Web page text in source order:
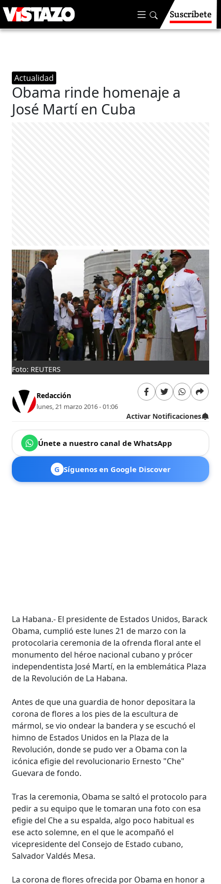
Suscríbete
Actualidad
Obama rinde homenaje a
José Martí en Cuba
Foto: REUTERS
Redacción
lunes, 21 marzo 2016 - 01:06
Activar Notificaciones
Únete a nuestro canal de WhatsApp
G Síguenos en Google Discover
La Habana.- El presidente de Estados Unidos, Barack
Obama, cumplió este lunes 21 de marzo con la
protocolaria ceremonia de la ofrenda floral ante el
monumento del héroe nacional cubano y prócer
independentista José Martí, en la emblemática Plaza
de la Revolución de La Habana.
Antes de que una guardia de honor depositara la
corona de flores a los pies de la escultura de
mármol, se vio ondear la bandera y se escuchó el
himno de Estados Unidos en la Plaza de la
Revolución, donde se pudo ver a Obama con la
icónica efigie del revolucionario Ernesto "Che"
Guevara de fondo.
Tras la ceremonia, Obama se saltó el protocolo para
pedir a su equipo que le tomaran una foto con esa
efigie del Che a su espalda, algo poco habitual es
ese acto solemne, en el que le acompañó el
vicepresidente del Consejo de Estado cubano,
Salvador Valdés Mesa.
La corona de flores ofrecida por Obama en honor a